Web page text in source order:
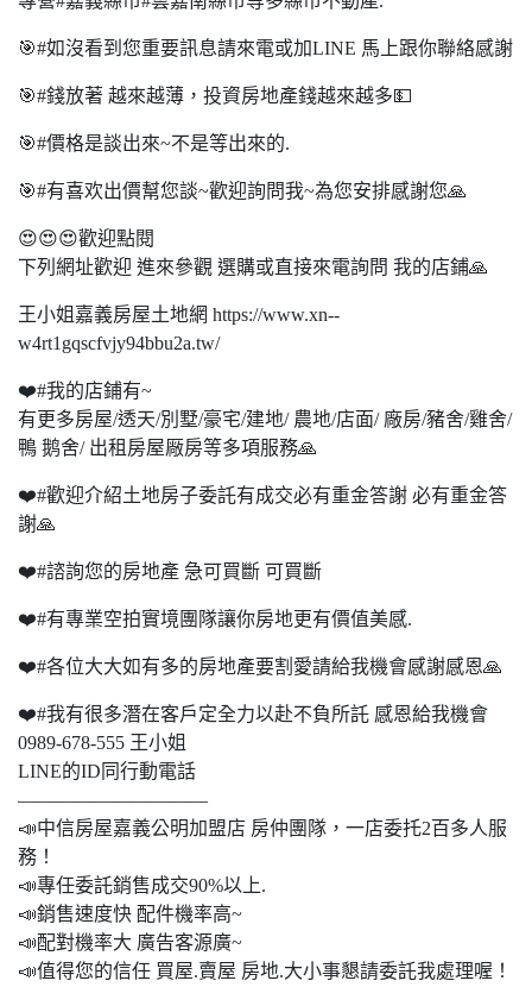
🎯#如沒看到您重要訊息請來電或加LINE 馬上跟你聯絡感謝
🎯#錢放著 越來越薄，投資房地產錢越來越多💵
🎯#價格是談出來~不是等出來的.
🎯#有喜欢出價幫您談~歡迎詢問我~為您安排感謝您🙏
😍😍😍歡迎點閱
下列網址歡迎 進來參觀 選購或直接來電詢問 我的店鋪🙏
王小姐嘉義房屋土地網 https://www.xn--
w4rt1gqscfvjy94bbu2a.tw/
❤️#我的店鋪有~
有更多房屋/透天/別墅/豪宅/建地/ 農地/店面/ 廠房/豬舍/雞舍/
鴨 鹅舍/ 出租房屋厰房等多項服務🙏
❤️#歡迎介紹土地房子委託有成交必有重金答謝 必有重金答
謝🙏
❤️#諮詢您的房地產 急可買斷 可買斷
❤️#有專業空拍實境團隊讓你房地更有價值美感.
❤️#各位大大如有多的房地產要割愛請給我機會感謝感恩🙏
❤️#我有很多潛在客戶定全力以赴不負所託 感恩給我機會
0989-678-555 王小姐
LINE的ID同行動電話
——————————
📣中信房屋嘉義公明加盟店 房仲團隊，一店委托2百多人服
務！
📣專任委託銷售成交90%以上.
📣銷售速度快 配件機率高~
📣配對機率大 廣告客源廣~
📣值得您的信任 買屋.賣屋 房地.大小事懇請委託我處理喔！